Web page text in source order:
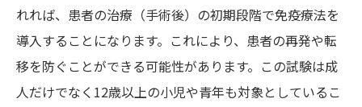
れれば、患者の治療（手術後）の初期段階で免疫療法を
導入することになります。これにより、患者の再発や転
移を防ぐことができる可能性があります。この試験は成
人だけでなく12歳以上の小児や青年も対象としているこ